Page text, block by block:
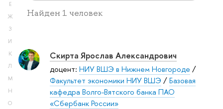
Е
Ж
З
И
К
Л
М
Н
О
Найден 1 человек
Скирта Ярослав Александрович
доцент: НИУ ВШЭ в Нижнем Новгороде /
Факультет экономики НИУ ВШЭ /Базовая
кафедра Волго-Вятского банка ПАО
«Сбербанк России»